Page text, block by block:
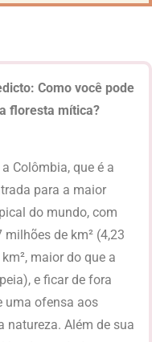
Como você pode
floresta mítica?
Colômbia, que é a
para a maior
do mundo, com
milhões de km² (4,23
maior do que a
e ficar de fora
uma ofensa aos
natureza. Além de sua